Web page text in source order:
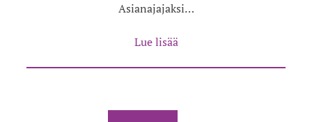
Asianajajaksi…
Lue lisää